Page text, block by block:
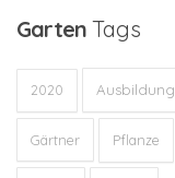
Garten Tags
2020 Ausbildung
Gärtner Pflanze